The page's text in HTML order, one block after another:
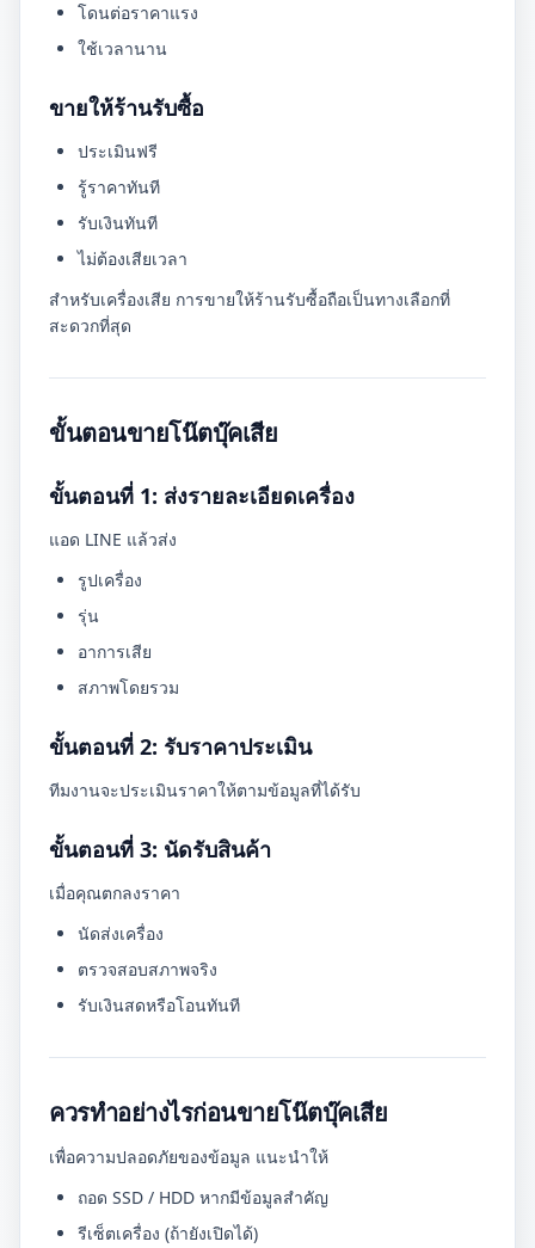
โดนต่อราคาแรง
ใช้เวลานาน
ขายให้ร้านรับซื้อ
ประเมินฟรี
รู้ราคาทันที
รับเงินทันที
ไม่ต้องเสียเวลา
สำหรับเครื่องเสีย การขายให้ร้านรับซื้อถือเป็นทางเลือกที่
สะดวกที่สุด
ขั้นตอนขายโน๊ตบุ๊คเสีย
ขั้นตอนที่ 1: ส่งรายละเอียดเครื่อง
แอด LINE แล้วส่ง
รูปเครื่อง
รุ่น
อาการเสีย
สภาพโดยรวม
ขั้นตอนที่ 2: รับราคาประเมิน
ทีมงานจะประเมินราคาให้ตามข้อมูลที่ได้รับ
ขั้นตอนที่ 3: นัดรับสินค้า
เมื่อคุณตกลงราคา
นัดส่งเครื่อง
ตรวจสอบสภาพจริง
รับเงินสดหรือโอนทันที
ควรทำอย่างไรก่อนขายโน๊ตบุ๊คเสีย
เพื่อความปลอดภัยของข้อมูล แนะนำให้
ถอด SSD / HDD หากมีข้อมูลสำคัญ
รีเซ็ตเครื่อง (ถ้ายังเปิดได้)